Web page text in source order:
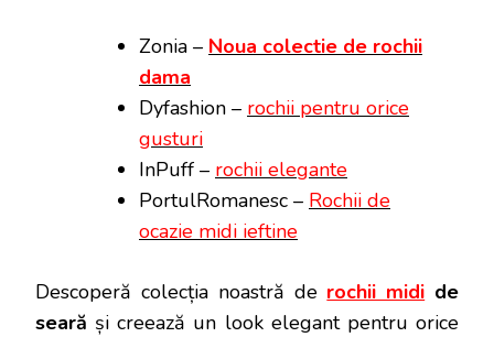
Zonia – Noua colectie de rochii
dama
Dyfashion – rochii pentru orice
gusturi
InPuff – rochii elegante
PortulRomanesc – Rochii de
ocazie midi ieftine
Descoperă colecția noastră de rochii midi de
seară și creează un look elegant pentru orice